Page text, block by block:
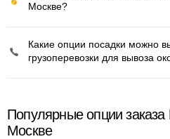
Москве?
Какие опции посадки можно
грузоперевозки для вывоза
Популярные опции заказа
Москве